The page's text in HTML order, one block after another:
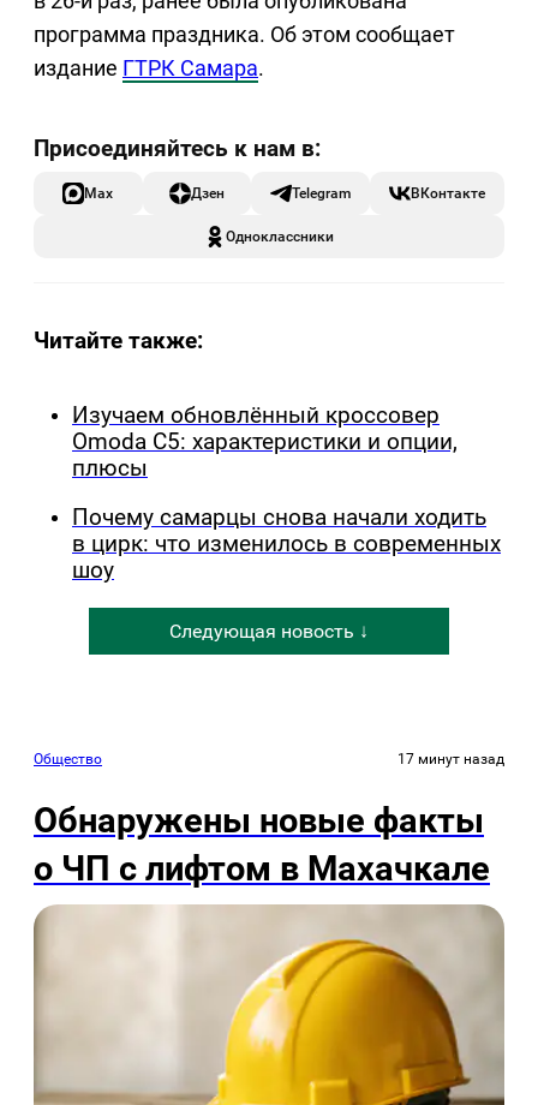
программа праздника. Об этом сообщает
издание ГТРК Самара.
Max Дзен Telegram ВКонтакте
Одноклассники
Читайте также:
Изучаем обновлённый кроссовер
Omoda C5: характеристики и опции,
плюсы
Почему самарцы снова начали ходить
в цирк: что изменилось в современных
шоу
Следующая новость ↓
Общество 17 минут назад
Обнаружены новые факты
о ЧП с лифтом в Махачкале